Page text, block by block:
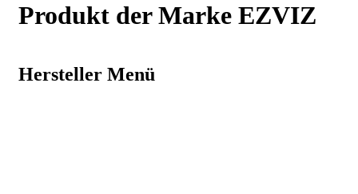
Produkt der Marke EZVIZ
Hersteller Menü